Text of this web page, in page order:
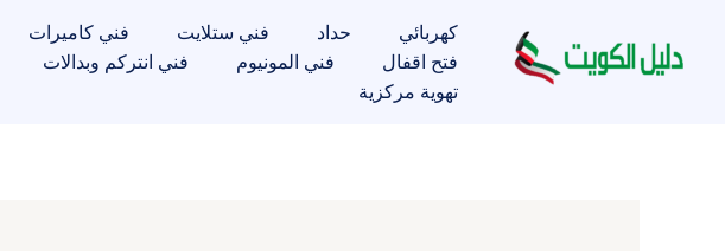
المحتوى
كهربائي حداد فني ستلايت فني كاميرات
فتح اقفال
فني المونيوم فني انتركم وبدالات
تهوية مركزية